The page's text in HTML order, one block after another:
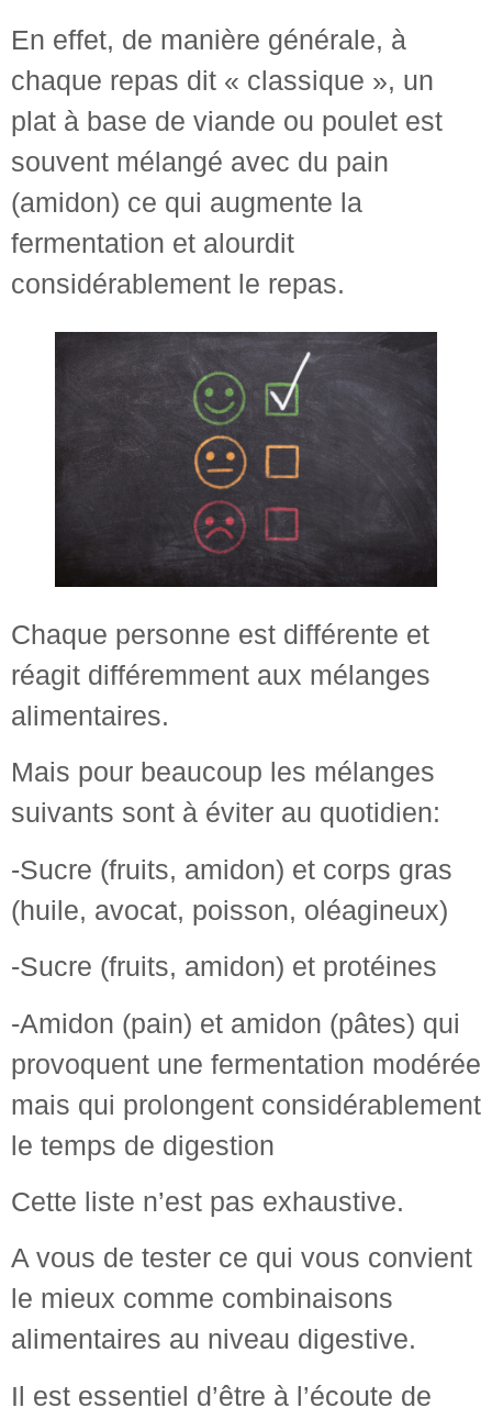
En effet, de manière générale, à
chaque repas dit « classique », un
plat à base de viande ou poulet est
souvent mélangé avec du pain
(amidon) ce qui augmente la
fermentation et alourdit
considérablement le repas.
Chaque personne est différente et
réagit différemment aux mélanges
alimentaires.
Mais pour beaucoup les mélanges
suivants sont à éviter au quotidien:
-Sucre (fruits, amidon) et corps gras
(huile, avocat, poisson, oléagineux)
-Sucre (fruits, amidon) et protéines
-Amidon (pain) et amidon (pâtes) qui
provoquent une fermentation modérée
mais qui prolongent considérablement
le temps de digestion
Cette liste n’est pas exhaustive.
A vous de tester ce qui vous convient
le mieux comme combinaisons
alimentaires au niveau digestive.
Il est essentiel d’être à l’écoute de